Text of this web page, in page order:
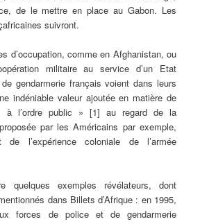
de le mettre en place au Gabon. Les
suivront.
d’occupation, comme en Afghanistan, ou
militaire au service d’un Etat
gendarmerie français voient dans leurs
indéniable valeur ajoutée en matière de
à l’ordre public » [1] au regard de la
par les Américains par exemple,
l’expérience coloniale de l’armée
quelques exemples révélateurs, dont
dans Billets d’Afrique : en 1995,
forces de police et de gendarmerie